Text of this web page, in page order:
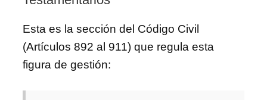
Esta es la sección del Código Civil
(Artículos 892 al 911) que regula esta
figura de gestión: